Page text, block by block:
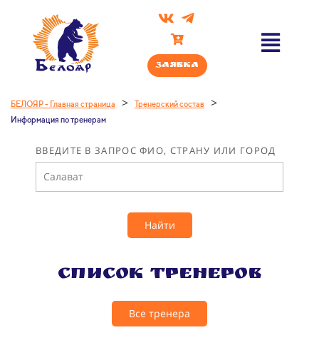
Заявка
БЕЛОЯР - Главная страница > Тренерский состав >
Информация по тренерам
ВВЕДИТЕ В ЗАПРОС ФИО, СТРАНУ ИЛИ ГОРОД
Найти
Список тренеров
Все тренера